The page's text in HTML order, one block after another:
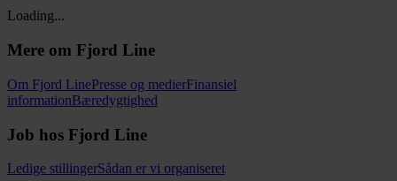
Loading...
Mere om Fjord Line
Om Fjord LinePresse og medierFinansiel
informationBæredygtighed
Job hos Fjord Line
Ledige stillingerSådan er vi organiseret